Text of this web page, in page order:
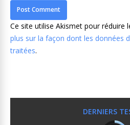
Ce site utilise Akismet pour réduire
plus sur la façon dont les données
traitées.
DERNIERS